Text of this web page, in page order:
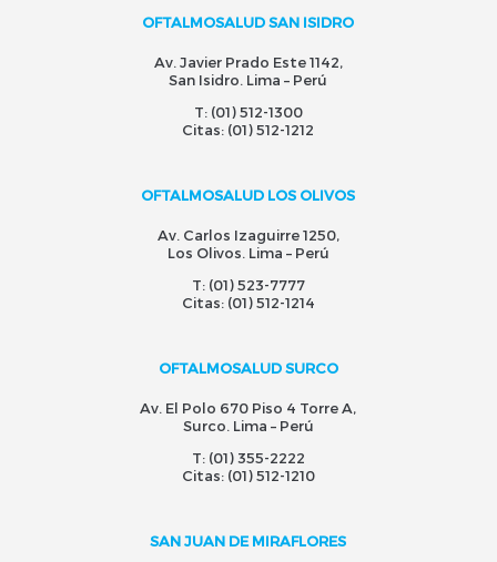
OFTALMOSALUD SAN ISIDRO
Av. Javier Prado Este 1142,
San Isidro. Lima – Perú
T: (01) 512-1300
Citas: (01) 512-1212
OFTALMOSALUD LOS OLIVOS
Av. Carlos Izaguirre 1250,
Los Olivos. Lima – Perú
T: (01) 523-7777
Citas: (01) 512-1214
OFTALMOSALUD SURCO
Av. El Polo 670 Piso 4 Torre A,
Surco. Lima – Perú
T: (01) 355-2222
Citas: (01) 512-1210
SAN JUAN DE MIRAFLORES